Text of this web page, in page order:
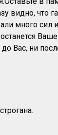
видно, что
много сил и
до Вас, ни